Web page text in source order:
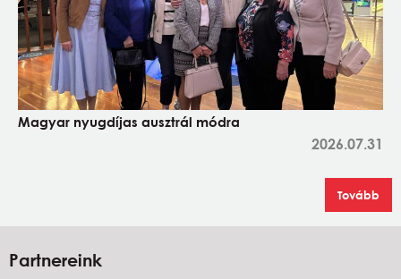
Magyar nyugdíjas ausztrál módra
2026.07.31
Tovább
Partnereink